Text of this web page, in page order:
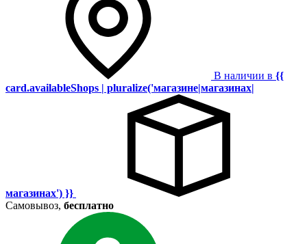
В наличии в {{
card.availableShops | pluralize('магазине|магазинах|
магазинах') }}
Самовывоз, бесплатно